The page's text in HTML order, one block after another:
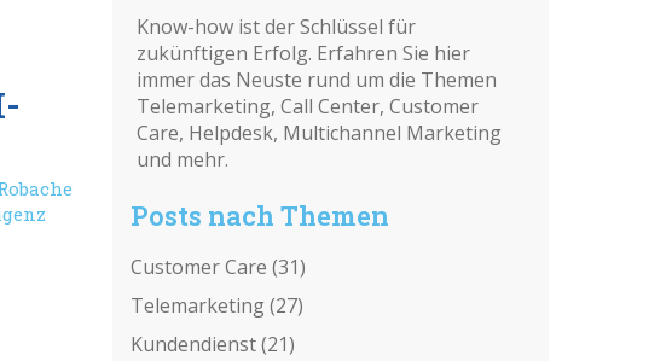
Know-how ist der Schlüssel für
zukünftigen Erfolg. Erfahren Sie hier
immer das Neuste rund um die Themen
Telemarketing, Call Center, Customer
Care, Helpdesk, Multichannel Marketing
und mehr.
Posts nach Themen
Customer Care(31)
Telemarketing(27)
Kundendienst(21)